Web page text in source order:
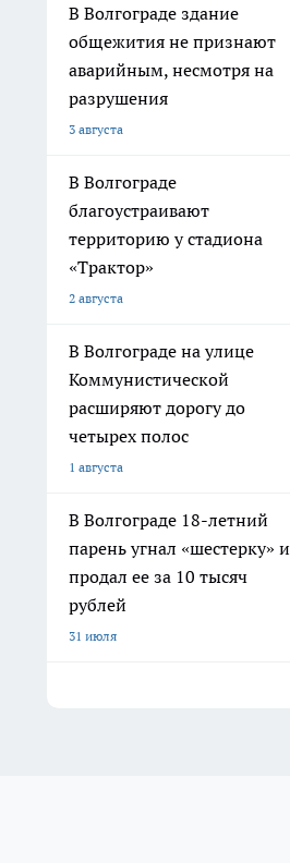
В Волгограде здание
общежития не признают
аварийным, несмотря на
разрушения
3 августа
В Волгограде
благоустраивают
территорию у стадиона
«Трактор»
2 августа
В Волгограде на улице
Коммунистической
расширяют дорогу до
четырех полос
1 августа
В Волгограде 18-летний
парень угнал «шестерку» и
продал ее за 10 тысяч
рублей
31 июля